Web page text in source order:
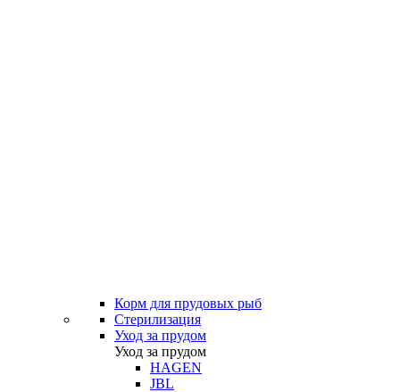
Корм для прудовых рыб
Стерилизация
Уход за прудом
Уход за прудом
HAGEN
JBL